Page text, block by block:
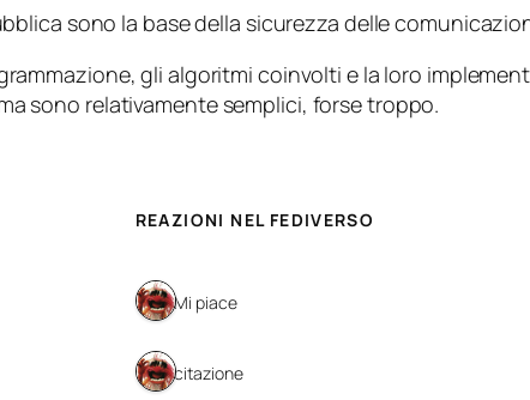
sono la base della sicurezza delle
gli algoritmi coinvolti e la loro
sono relativamente semplici, forse troppo.
REAZIONI NEL FEDIVERSO
1 Mi piace
1 citazione